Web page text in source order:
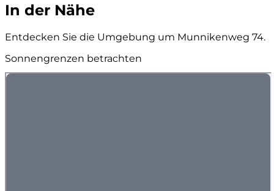
In der Nähe
Entdecken Sie die Umgebung um Munnikenweg 74.
Sonnengrenzen betrachten